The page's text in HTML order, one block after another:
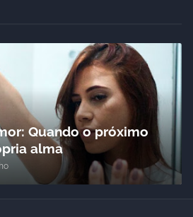
Quando o próximo
alma